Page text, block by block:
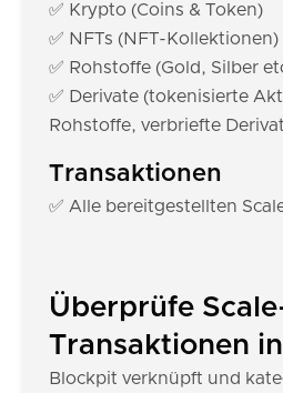
✅ Krypto (Coins & Token)
✅ NFTs (NFT-Kollektionen)
✅ Rohstoffe (Gold, Silber
✅ Derivate (tokenisierte
Rohstoffe, verbriefte
Transaktionen
✅ Alle bereitgestellten
Überprüfe
Transaktionen
Blockpit verknüpft und